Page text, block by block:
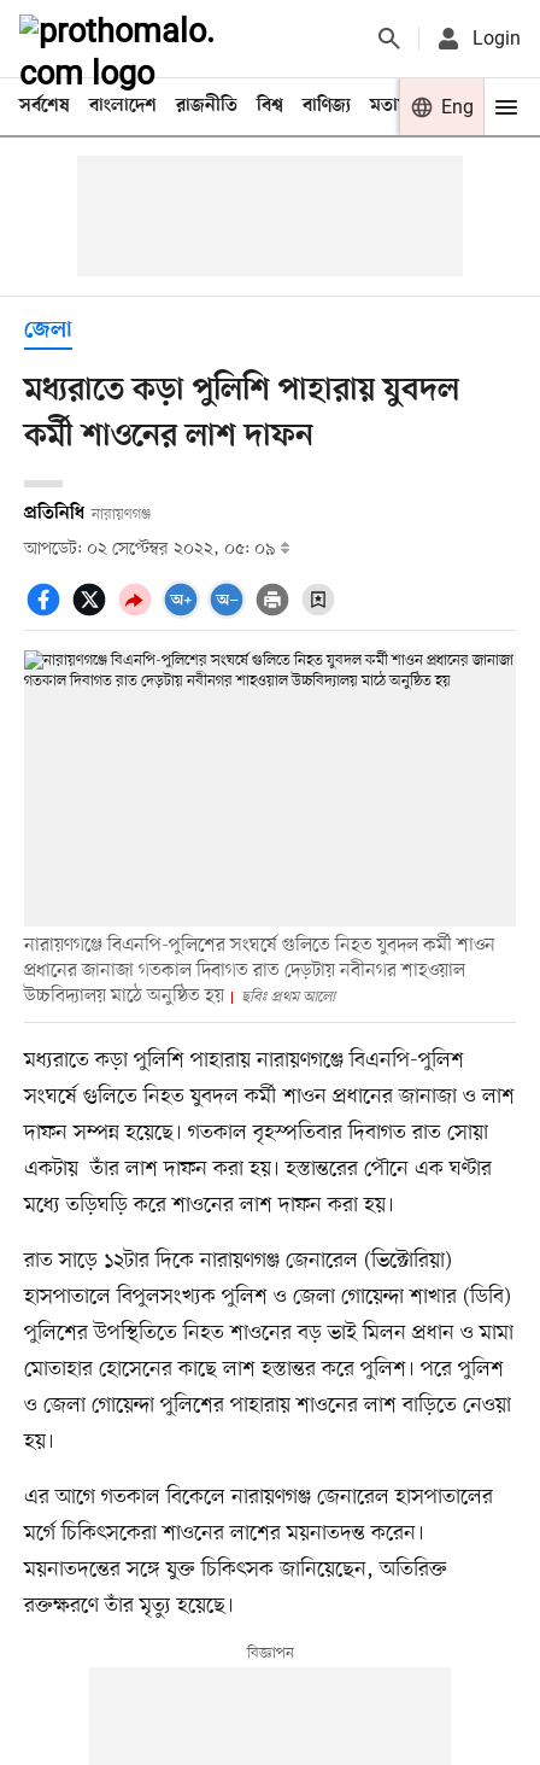
Login
সর্বশেষ বাংলাদেশ রাজনীতি বিশ্ব বাণিজ্য মতামত খেলা
Eng
জেলা
মধ্যরাতে কড়া পুলিশি পাহারায় যুবদল
কর্মী শাওনের লাশ দাফন
প্রতিনিধি নারায়ণগঞ্জ
আপডেট: ০২ সেপ্টেম্বর ২০২২, ০৫: ০৯
নারায়ণগঞ্জে বিএনপি-পুলিশের সংঘর্ষে গুলিতে নিহত যুবদল কর্মী শাওন
প্রধানের জানাজা গতকাল দিবাগত রাত দেড়টায় নবীনগর শাহওয়াল
উচ্চবিদ্যালয় মাঠে অনুষ্ঠিত হয়
ছবিঃ প্রথম আলো
মধ্যরাতে কড়া পুলিশি পাহারায় নারায়ণগঞ্জে বিএনপি-পুলিশ
সংঘর্ষে গুলিতে নিহত যুবদল কর্মী শাওন প্রধানের জানাজা ও লাশ
দাফন সম্পন্ন হয়েছে। গতকাল বৃহস্পতিবার দিবাগত রাত সোয়া
একটায় তাঁর লাশ দাফন করা হয়। হস্তান্তরের পৌনে এক ঘণ্টার
মধ্যে তড়িঘড়ি করে শাওনের লাশ দাফন করা হয়।
রাত সাড়ে ১২টার দিকে নারায়ণগঞ্জ জেনারেল (ভিক্টোরিয়া)
হাসপাতালে বিপুলসংখ্যক পুলিশ ও জেলা গোয়েন্দা শাখার (ডিবি)
পুলিশের উপস্থিতিতে নিহত শাওনের বড় ভাই মিলন প্রধান ও মামা
মোতাহার হোসেনের কাছে লাশ হস্তান্তর করে পুলিশ। পরে পুলিশ
ও জেলা গোয়েন্দা পুলিশের পাহারায় শাওনের লাশ বাড়িতে নেওয়া
হয়।
এর আগে গতকাল বিকেলে নারায়ণগঞ্জ জেনারেল হাসপাতালের
মর্গে চিকিৎসকেরা শাওনের লাশের ময়নাতদন্ত করেন।
ময়নাতদন্তের সঙ্গে যুক্ত চিকিৎসক জানিয়েছেন, অতিরিক্ত
রক্তক্ষরণে তাঁর মৃত্যু হয়েছে।